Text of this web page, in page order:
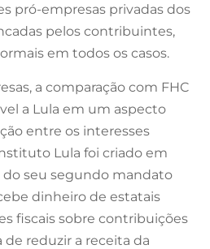
pró-empresas privadas dos
pelos contribuintes,
em todos os casos.
a comparação com FHC
a Lula em um aspecto
entre os interesses
Lula foi criado em
do seu segundo mandato
dinheiro de estatais
fiscais sobre contribuições
reduzir a receita da